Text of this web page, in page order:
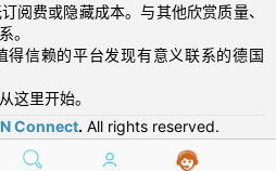
阅费或隐藏成本。与其他欣赏质量、
。
得信赖的平台发现有意义联系的德国
这里开始。
Connect. All rights reserved.